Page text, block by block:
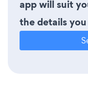
app will suit
the details